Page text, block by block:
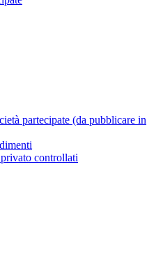
partecipate (da pubblicare in
controllati